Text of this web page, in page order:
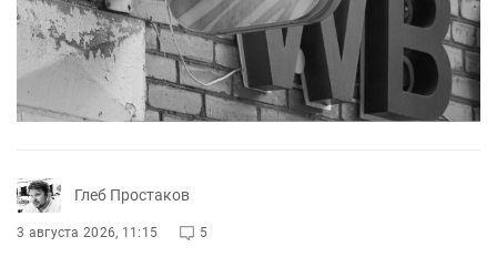
Глеб Простаков
3 августа 2026, 11:15 5